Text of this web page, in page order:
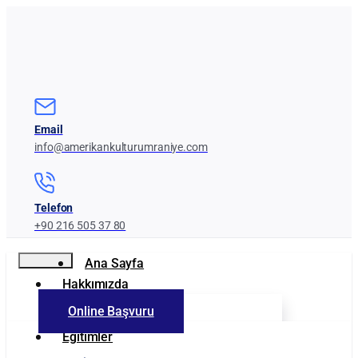
Email
info@amerikankulturumraniye.com
Telefon
+90 216 505 37 80
Ana Sayfa
Hakkımızda
Kurumumuz
Eğitimler
Online Başvuru